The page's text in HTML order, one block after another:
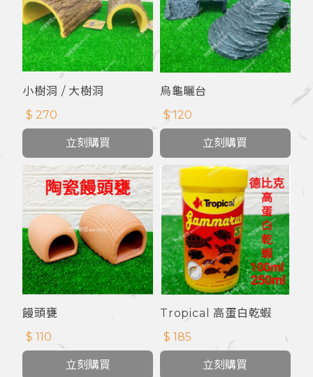
小樹洞 / 大樹洞
$ 270
立刻購買
烏龜曬台
$ 120
立刻購買
饅頭甕
$ 110
立刻購買
Tropical 高蛋白乾蝦
$ 185
立刻購買